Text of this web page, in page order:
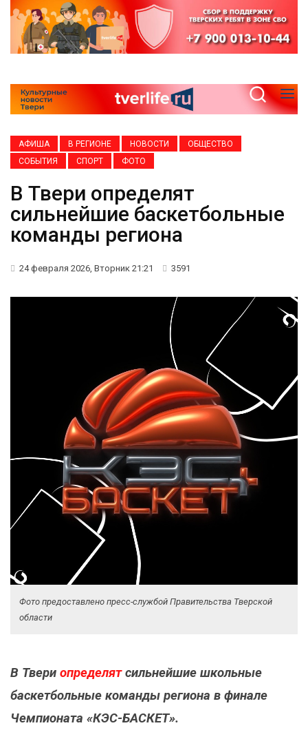
АФИША В РЕГИОНЕ НОВОСТИ
ОБЩЕСТВО
СОБЫТИЯ
СПОРТ ФОТО
В Твери определят
сильнейшие баскетбольные
команды региона
24 февраля 2026, Вторник 21:21 3591
Фото предоставлено пресс-службой Правительства Тверской
области
В Твери определятсильнейшие школьные
баскетбольные команды региона в финале
Чемпионата «КЭС-БАСКЕТ».